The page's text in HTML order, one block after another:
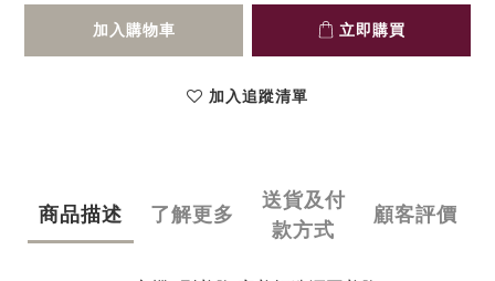
加入購物車 立即購買
加入追蹤清單
商品描述 了解更多
送貨及付
款方式
顧客評價